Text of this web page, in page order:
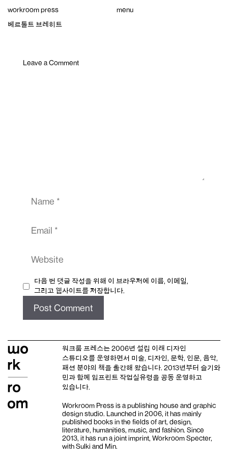
content
workroom press menu
베르톨트 브레히트
Leave a Comment
다음 번 댓글 작성을 위해 이 브라우저에 이름, 이메일,
그리고 웹사이트를 저장합니다.
워크룸 프레스는 2006년 설립 이래 디자인
스튜디오를 운영하면서 미술, 디자인, 문학, 인문, 음악,
패션 분야의 책을 출간해 왔습니다. 2013년부터 슬기와
민과 함께 임프린트 작업실유령을 공동 운영하고
있습니다.
Workroom Press is a publishing house and graphic
design studio. Launched in 2006, it has mainly
published books in the fields of art, design,
literature, humanities, music, and fashion. Since
2013, it has run a joint imprint, Workroom Specter,
with Sulki and Min.